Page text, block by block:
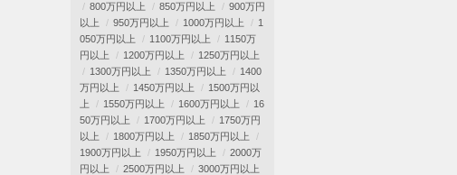
800万円以上
850万円以上
900万円
以上
950万円以上 1000万円以上
1
050万円以上
1100万円以上
1150万
円以上
1200万円以上
1250万円以上
1300万円以上
1350万円以上
1400
万円以上
1450万円以上
1500万円以
上
1550万円以上 1600万円以上
16
50万円以上
1700万円以上
1750万円
以上
1800万円以上
1850万円以上
1900万円以上
1950万円以上
2000万
円以上
2500万円以上
3000万円以上